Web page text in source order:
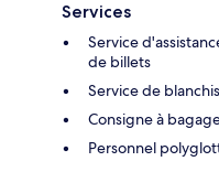
Services
Service
de billets
Service de
Consigne à
Personnel